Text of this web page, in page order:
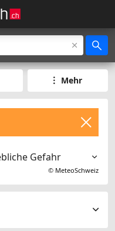
Mehr
Gefahr
© MeteoSchweiz